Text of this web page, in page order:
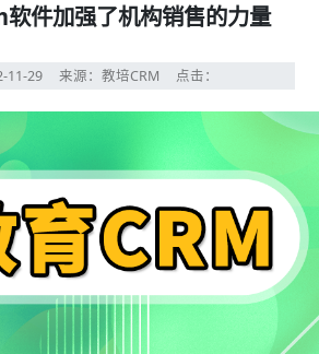
件加强了机构销售的力量
11-29 来源：教培CRM 点击：